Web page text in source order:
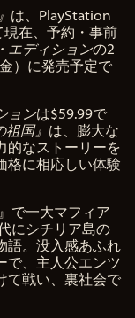
は、PlayStation
現在、予約・事前
エディションの2
）に発売予定で
ョンは$59.99で
国』 は、膨大な
的なストーリーを
格に相応しい体験
で一大マフィア
にシチリア島の
語。没入感あふれ
で、主人公エンツ
て戦い、裏社会で